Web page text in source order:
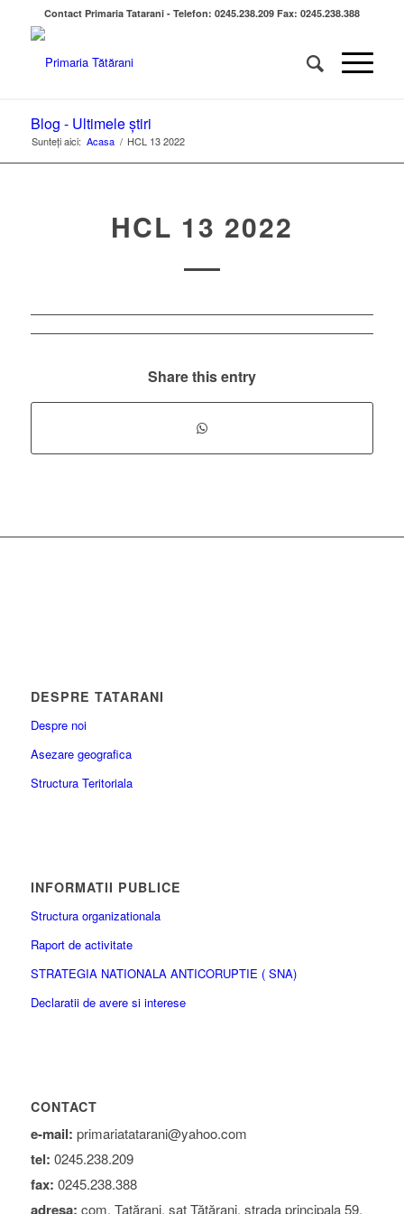
Contact Primaria Tatarani - Telefon: 0245.238.209 Fax: 0245.238.388
Blog - Ultimele știri
Sunteți aici: Acasa / HCL 13 2022
HCL 13 2022
Share this entry
DESPRE TATARANI
Despre noi
Asezare geografica
Structura Teritoriala
INFORMATII PUBLICE
Structura organizationala
Raport de activitate
STRATEGIA NATIONALA ANTICORUPTIE ( SNA)
Declaratii de avere si interese
CONTACT
e-mail: primariatatarani@yahoo.com
tel: 0245.238.209
fax: 0245.238.388
adresa: com. Tatărani, sat Tătărani, strada principala 59,